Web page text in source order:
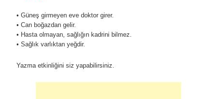
• Güneş girmeyen eve doktor girer.
• Can boğazdan gelir.
• Hasta olmayan, sağlığın kadrini bilmez.
• Sağlık varlıktan yeğdir.
Yazma etkinliğini siz yapabilirsiniz.